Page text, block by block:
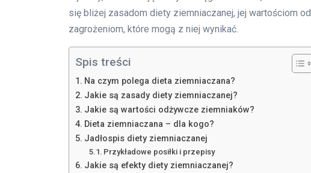
się bliżej zasadom diety ziemniaczanej, jej wartościom
zagrożeniom, które mogą z niej wynikać.
Spis treści
Na czym polega dieta ziemniaczana?
Jakie są zasady diety ziemniaczanej?
Jakie są wartości odżywcze ziemniaków?
Dieta ziemniaczana – dla kogo?
Jadłospis diety ziemniaczanej
Przykładowe posiłki i przepisy
Jakie są efekty diety ziemniaczanej?